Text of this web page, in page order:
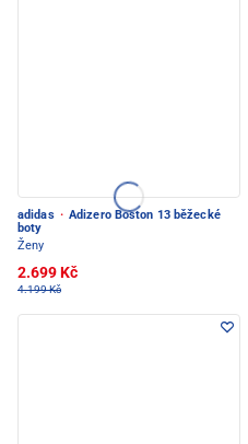
adidas · Adizero Boston 13 běžecké
boty
Ženy
2.699 Kč
4.199 Kč